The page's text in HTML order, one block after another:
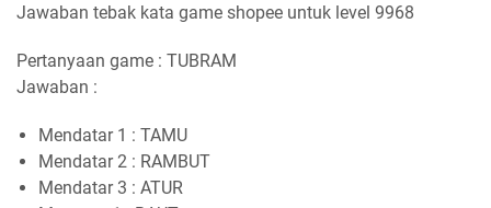
Jawaban tebak kata game shopee untuk level 9968
Pertanyaan game : TUBRAM
Jawaban :
Mendatar 1 : TAMU
Mendatar 2 : RAMBUT
Mendatar 3 : ATUR